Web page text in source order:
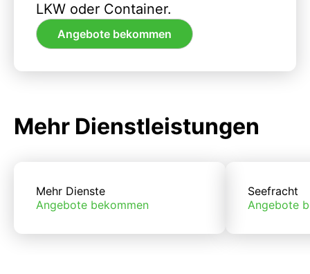
LKW oder Container.
Angebote bekommen
Mehr Dienstleistungen
Mehr Dienste
Angebote bekommen
Seefracht
Angebote